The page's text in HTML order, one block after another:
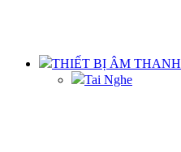
THIẾT BỊ ÂM THANH
Tai Nghe